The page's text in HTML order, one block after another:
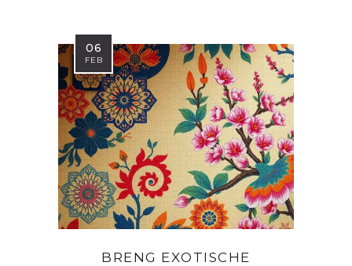
06
FEB
BRENG EXOTISCHE